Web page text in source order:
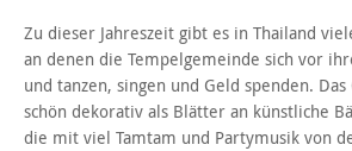
Zu dieser Jahreszeit gibt es in Thailand
an denen die Tempelgemeinde sich vor
und tanzen, singen und Geld spenden.
schön dekorativ als Blätter an künstliche
die mit viel Tamtam und Partymusik von